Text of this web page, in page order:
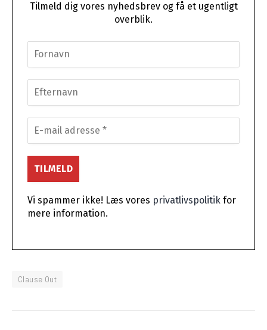
Tilmeld dig vores nyhedsbrev og få et ugentligt
overblik.
Vi spammer ikke! Læs vores privatlivspolitik for
mere information.
Clause Out